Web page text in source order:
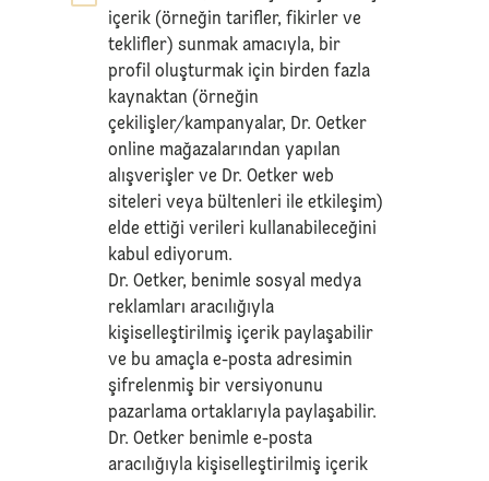
içerik (örneğin tarifler, fikirler ve
teklifler) sunmak amacıyla, bir
profil oluşturmak için birden fazla
kaynaktan (örneğin
çekilişler/kampanyalar, Dr. Oetker
online mağazalarından yapılan
alışverişler ve Dr. Oetker web
siteleri veya bültenleri ile etkileşim)
elde ettiği verileri kullanabileceğini
kabul ediyorum.
Dr. Oetker, benimle sosyal medya
reklamları aracılığıyla
kişiselleştirilmiş içerik paylaşabilir
ve bu amaçla e-posta adresimin
şifrelenmiş bir versiyonunu
pazarlama ortaklarıyla paylaşabilir.
Dr. Oetker benimle e-posta
aracılığıyla kişiselleştirilmiş içerik